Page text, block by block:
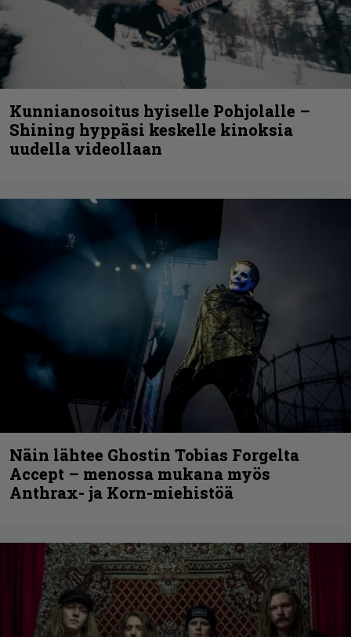
Kunnianosoitus hyiselle Pohjolalle –
Shining hyppäsi keskelle kinoksia
uudella videollaan
Näin lähtee Ghostin Tobias Forgelta
Accept – menossa mukana myös
Anthrax- ja Korn-miehistöä